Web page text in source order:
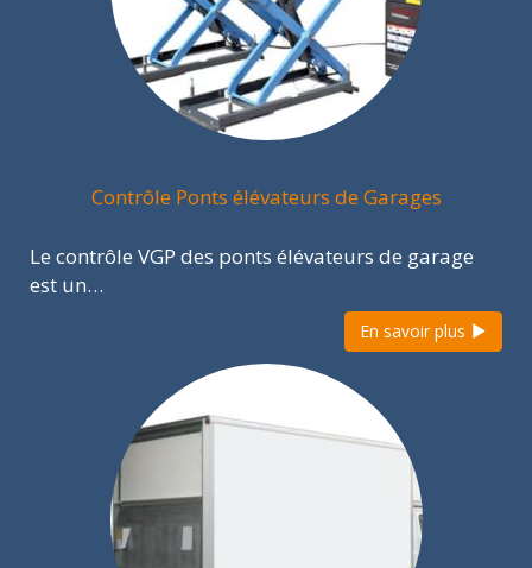
Contrôle Ponts élévateurs de Garages
Le contrôle VGP des ponts élévateurs de garage
est un…
En savoir plus